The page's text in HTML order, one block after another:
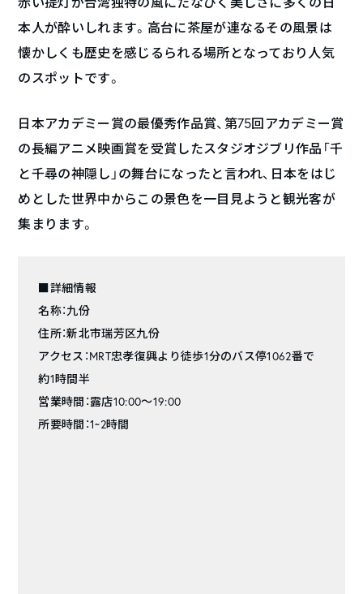
本人が酔いしれます。高台に茶屋が連なるその風景は
懐かしくも歴史を感じるられる場所となっており人気
のスポットです。
日本アカデミー賞の最優秀作品賞、第75回アカデミー賞
の長編アニメ映画賞を受賞したスタジオジブリ作品「千
と千尋の神隠し」の舞台になったと言われ、日本をはじ
めとした世界中からこの景色を一目見ようと観光客が
集まります。
■詳細情報
名称：九份
住所：新北市瑞芳区九份
アクセス：MRT忠孝復興より徒歩1分のバス停1062番で
約1時間半
営業時間：露店10:00～19:00
所要時間：1~2時間